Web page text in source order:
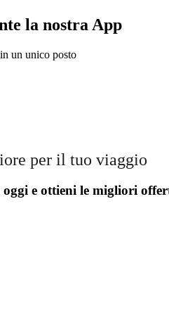
la nostra App
un unico posto
per il tuo viaggio
e ottieni le migliori